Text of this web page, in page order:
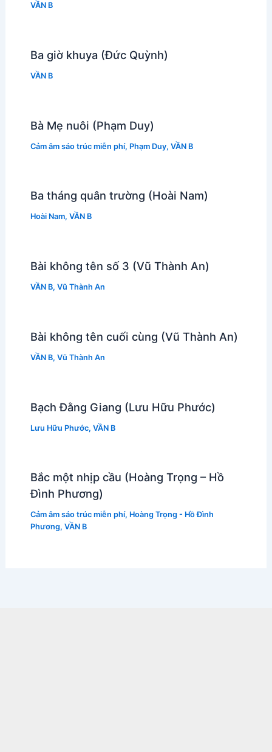
VẦN B
Ba giờ khuya (Đức Quỳnh)
VẦN B
Bà Mẹ nuôi (Phạm Duy)
Cảm âm sáo trúc miễn phí, Phạm Duy, VẦN B
Ba tháng quân trường (Hoài Nam)
Hoài Nam, VẦN B
Bài không tên số 3 (Vũ Thành An)
VẦN B, Vũ Thành An
Bài không tên cuối cùng (Vũ Thành An)
VẦN B, Vũ Thành An
Bạch Đằng Giang (Lưu Hữu Phước)
Lưu Hữu Phước, VẦN B
Bắc một nhịp cầu (Hoàng Trọng – Hồ
Đình Phương)
Cảm âm sáo trúc miễn phí, Hoàng Trọng - Hồ Đình
Phương, VẦN B